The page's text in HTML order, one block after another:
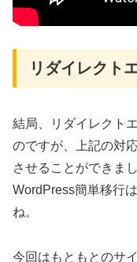
リダイレクト
結局、リダイレクト
のですが、上記の対
させることができま
WordPress簡単移行
ね。
今回はもともとのサ